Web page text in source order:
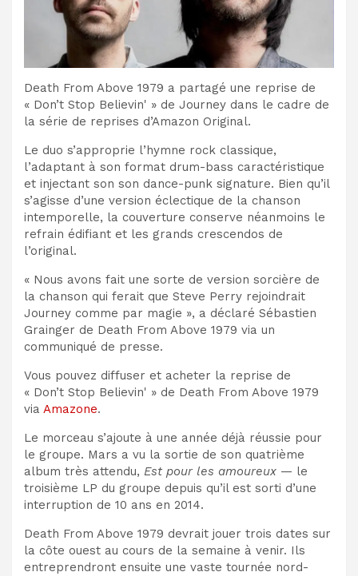
Death From Above 1979 a partagé une reprise de
« Don’t Stop Believin' » de Journey dans le cadre de
la série de reprises d’Amazon Original.
Le duo s’approprie l’hymne rock classique,
l’adaptant à son format drum-bass caractéristique
et injectant son son dance-punk signature. Bien qu’il
s’agisse d’une version éclectique de la chanson
intemporelle, la couverture conserve néanmoins le
refrain édifiant et les grands crescendos de
l’original.
« Nous avons fait une sorte de version sorcière de
la chanson qui ferait que Steve Perry rejoindrait
Journey comme par magie », a déclaré Sébastien
Grainger de Death From Above 1979 via un
communiqué de presse.
Vous pouvez diffuser et acheter la reprise de
« Don’t Stop Believin' » de Death From Above 1979
via Amazone.
Le morceau s’ajoute à une année déjà réussie pour
le groupe. Mars a vu la sortie de son quatrième
album très attendu, Est pour les amoureux — le
troisième LP du groupe depuis qu’il est sorti d’une
interruption de 10 ans en 2014.
Death From Above 1979 devrait jouer trois dates sur
la côte ouest au cours de la semaine à venir. Ils
entreprendront ensuite une vaste tournée nord-